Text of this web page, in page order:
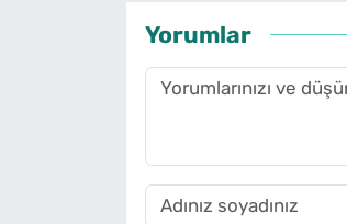
Yorumlar